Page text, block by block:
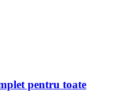
pentru toate